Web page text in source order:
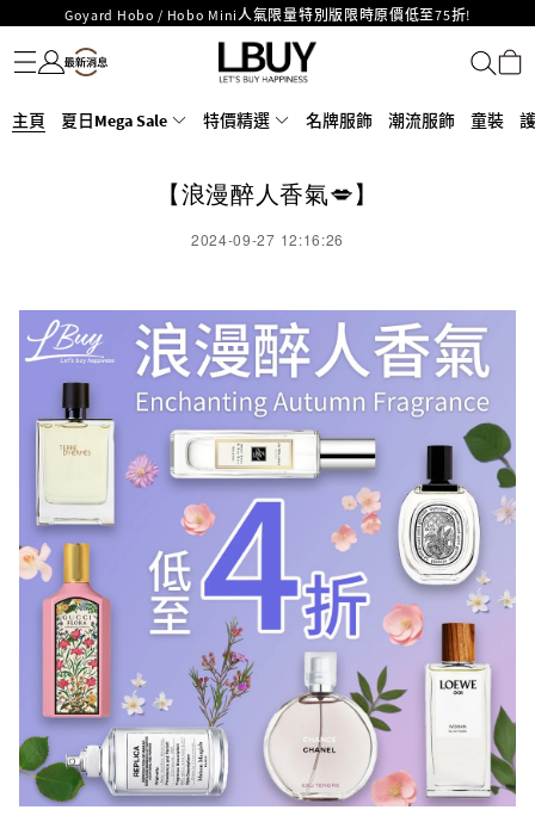
Goyard Hobo / Hobo Mini人氣限量特別版限時原價低至75折!
LBuy呈獻 - Hermès 及 Chanel 手袋及首飾原價低至6折，立即入手!
LBuy Nintendo Switch / Nintendo Switch 2 正規商品零售店登陸MOKO 4樓
重要通告：銀行轉帳及轉數快付款注意事項
LBuy MEGA SALE 精選名牌手袋及小皮具低至6折
名牌服飾
潮流服飾
童裝
護膚美妝
香水香薰
個人護理
母嬰護理
遊戲及精品玩具
文儀用品
家居生活
電子產品
美食
醫藥保健
運動與戶外用品
主頁 夏日Mega Sale 特價精選 名牌服飾 潮流服飾 童裝
【浪漫醉人香氣💋】
2024-09-27 12:16:26